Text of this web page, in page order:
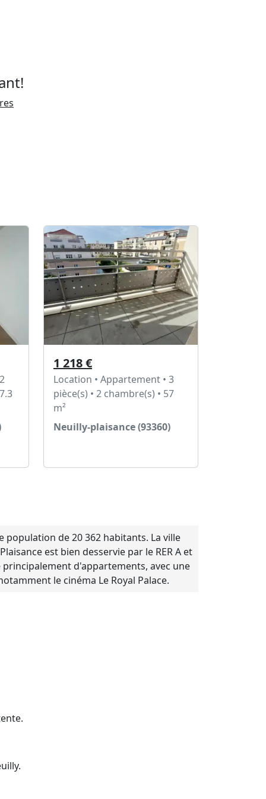
1 218 €
Location • Appartement • 3
pièce(s) • 2 chambre(s) • 57
m²
Neuilly-plaisance (93360)
population de 20 362 habitants. La ville
est bien desservie par le RER A et
d'appartements, avec une
le cinéma Le Royal Palace.